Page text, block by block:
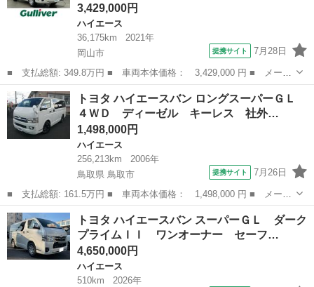
3,429,000円
ハイエース
36,175km
2021年
岡山市
提携サイト 7月28日
■ 支払総額: 349.8万円 ■ 車両本体価格： 3,429,000 円 ■ メーカ
ー名： トヨタ ■ 車種名： ハイエースバン ■ グレード名： ス
ーパーＧＬ ダーク プライムＩＩ 純正ナビ 両側電動ドア バッ
クカメラ...
岡山 岡山市 ハイエース
トヨタ ハイエースバン ロングスーパーＧＬ
４ＷＤ ディーゼル キーレス 社外…
1,498,000円
ハイエース
256,213km
2006年
鳥取県 鳥取市
提携サイト 7月26日
■ 支払総額: 161.5万円 ■ 車両本体価格： 1,498,000 円 ■ メーカ
ー名： トヨタ ■ 車種名： ハイエースバン ■ グレード名： ロ
ングスーパーＧＬ ４ＷＤ ディーゼル キーレス 社外ナビＴＶ
バックモ...
鳥取 鳥取市 ハイエース
トヨタ ハイエースバン スーパーＧＬ ダーク
プライムＩＩ ワンオーナー セーフ…
4,650,000円
ハイエース
510km
2026年